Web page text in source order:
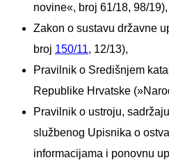
novine«, broj 61/18, 98/19),
Zakon o sustavu državne
broj 150/11, 12/13),
Pravilnik o Središnjem
Republike Hrvatske
Pravilnik o ustroju,
službenog Upisnika o
informacijama i ponovnu